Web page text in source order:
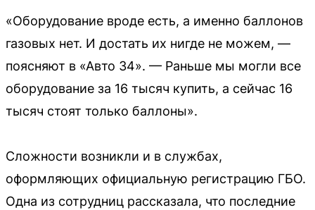
«Оборудование вроде есть, а именно баллонов
газовых нет. И достать их нигде не можем, —
поясняют в «Авто 34». — Раньше мы могли все
оборудование за 16 тысяч купить, а сейчас 16
тысяч стоят только баллоны».
Сложности возникли и в службах,
оформляющих официальную регистрацию ГБО.
Одна из сотрудниц рассказала, что последние